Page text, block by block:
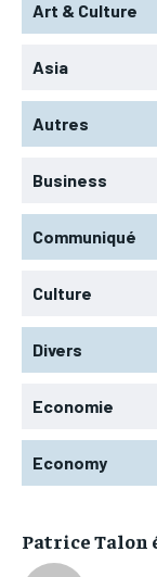
Art & Culture
Asia
Autres
Business
Communiqué
Culture
Divers
Economie
Economy
Patrice Talon